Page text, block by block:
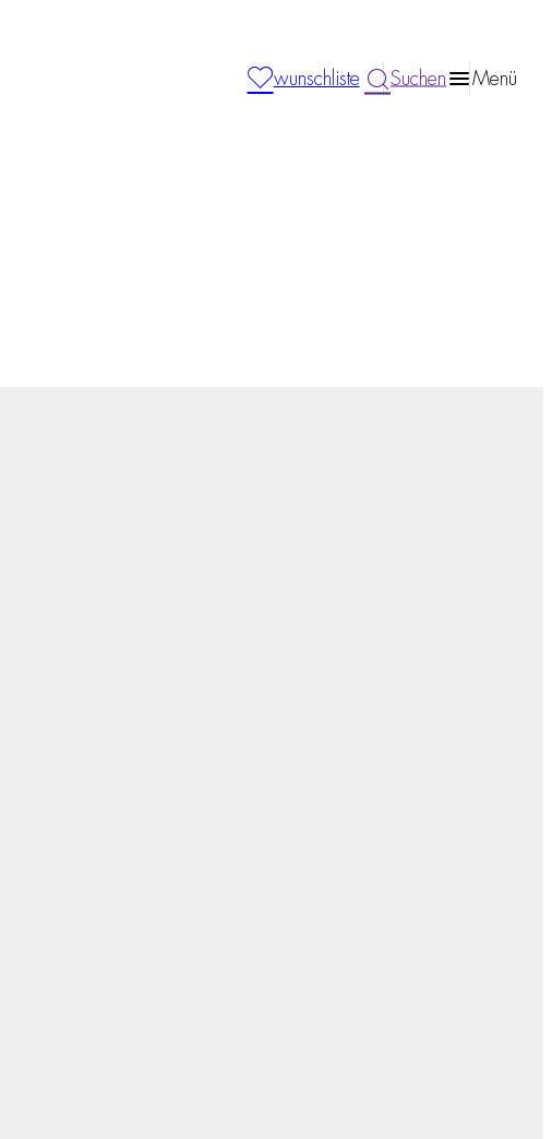
wunschliste Suchen Menü